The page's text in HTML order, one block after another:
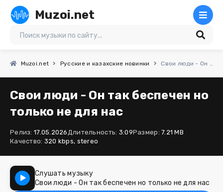
Muzoi.net
Muzoi.net Русские и казахские новинки Свои люди - Он так беспечен но только не для нас
Свои люди - Он так беспечен но
только не для нас
Релиз: 17.05.2026Длительность: 3:09Размер: 7.21 MB
Качество: 320 kbps, stereo
Слушать музыку
Свои люди - Он так беспечен но только не для нас